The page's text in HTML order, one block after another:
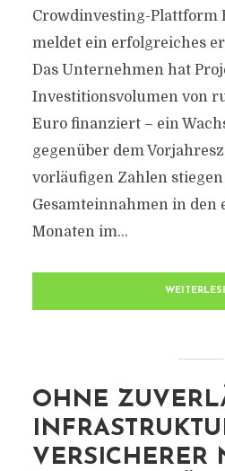
Crowdinvesting-Plattform
meldet ein erfolgreiches
Das Unternehmen hat
Investitionsvolumen von
Euro finanziert – ein
gegenüber dem
vorläufigen Zahlen
Gesamteinnahmen in den
Monaten im...
OHNE
VERSICHERER